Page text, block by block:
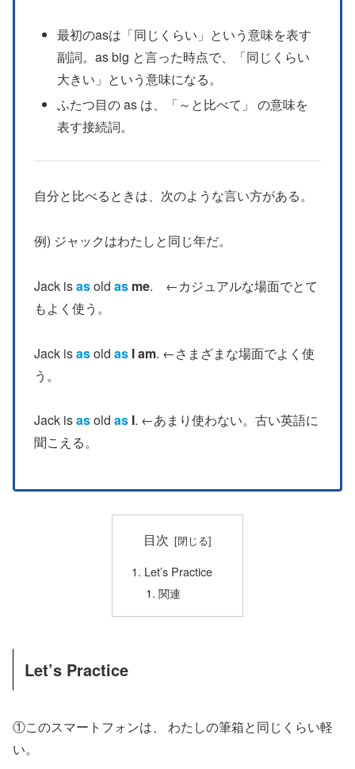
最初のasは「同じくらい」という意味を表す
副詞。as big と言った時点で、「同じくらい
大きい」という意味になる。
ふたつ目の as は、「～と比べて」 の意味を
表す接続詞。
自分と比べるときは、次のような言い方がある。
例) ジャックはわたしと同じ年だ。
Jack isasold as me. ←カジュアルな場面でとて
もよく使う。
Jack isasold as I am. ←さまざまな場面でよく使
う。
Jack isasold as I. ←あまり使わない。古い英語に
聞こえる。
目次
Let’s Practice
関連
Let’s Practice
①このスマートフォンは、 わたしの筆箱と同じくらい軽
い。